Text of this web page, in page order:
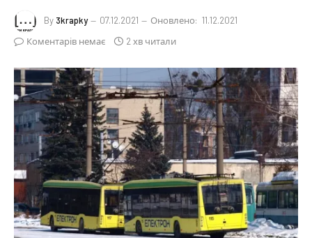
By 3krapky 07.12.2021 Оновлено: 11.12.2021
Коментарів немає
2 хв читали